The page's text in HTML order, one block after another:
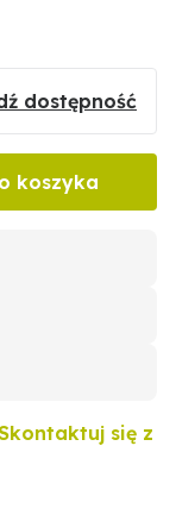
dostępność
koszyka
się z